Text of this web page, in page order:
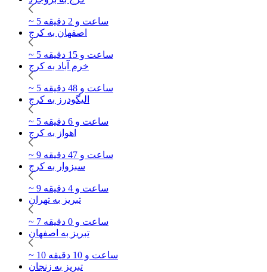
~ 5 ساعت و 2 دقیقه
اصفهان به کرج
~ 5 ساعت و 15 دقیقه
خرم آباد به کرج
~ 5 ساعت و 48 دقیقه
الیگودرز به کرج
~ 5 ساعت و 6 دقیقه
اهواز به کرج
~ 9 ساعت و 47 دقیقه
سبزوار به کرج
~ 9 ساعت و 4 دقیقه
تبریز به تهران
~ 7 ساعت و 0 دقیقه
تبریز به اصفهان
~ 10 ساعت و 10 دقیقه
تبریز به زنجان